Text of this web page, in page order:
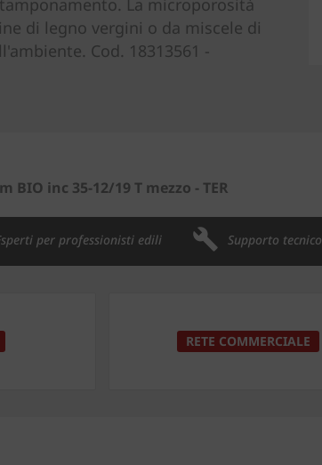
di legno vergini o da miscele di
Cod. 18313561 -
BIO inc 35-12/19 T mezzo - TER
per professionisti edili Supporto tecnico
RETE COMMERCIALE